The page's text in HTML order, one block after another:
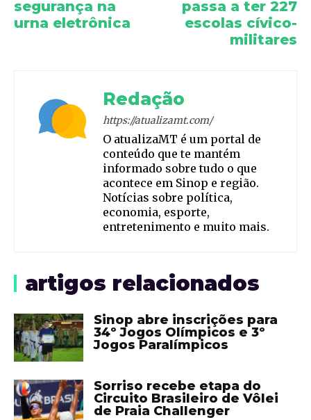
segurança na
urna eletrônica
passa a ter 227
escolas cívico-
militares
Redação
https://atualizamt.com/
O atualizaMT é um portal de
conteúdo que te mantém
informado sobre tudo o que
acontece em Sinop e região.
Notícias sobre política,
economia, esporte,
entretenimento e muito mais.
artigos relacionados
Sinop abre inscrições para
34º Jogos Olímpicos e 3º
Jogos Paralímpicos
Sorriso recebe etapa do
Circuito Brasileiro de Vôlei
de Praia Challenger